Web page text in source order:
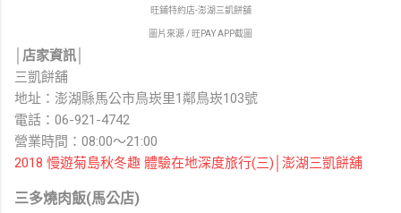
旺鋪特約店-澎湖三凱餅舖
圖片來源 / 旺PAY APP截圖
│店家資訊│
三凱餅舖
地址：澎湖縣馬公市鳥崁里1鄰鳥崁103號
電話：06-921-4742
營業時間：08:00～21:00
2018 慢遊菊島秋冬趣 體驗在地深度旅行(三)│澎湖三凱餅舖
三多燒肉飯(馬公店)